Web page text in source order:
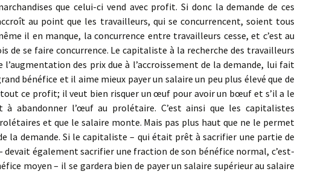
que celui-ci vend avec profit. Si donc la demande de ces
au point que les travailleurs, qui se concur­ren­cent, soient tous
il en manque, la concurrence entre travailleurs cesse, et c’est au
de se faire concurrence. Le capitaliste à la recherche des travailleurs
des prix due à l’accroissement de la demande, lui fait
bénéfice et il aime mieux payer un salaire un peu plus élevé que de
ce profit; il veut bien risquer un œuf pour avoir un bœuf et s’il a le
abandonner l’œuf au prolétaire. C’est ainsi que les capitalistes
et que le salaire monte. Mais pas plus haut que ne le permet
la demande. Si le capitaliste – qui était prêt à sacrifier une partie de
également sacrifier une fraction de son bénéfice normal, c’est-
moyen – il se gardera bien de payer un salaire supérieur au salaire